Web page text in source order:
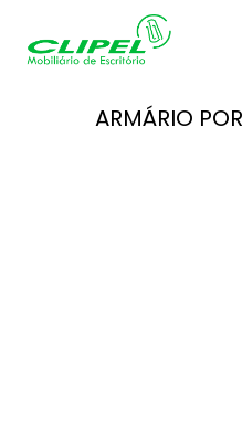
ARMÁRIO